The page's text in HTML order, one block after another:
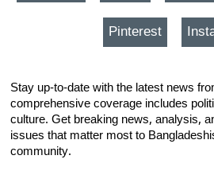
Pinterest
Stay up-to-date with the latest news
comprehensive coverage includes
culture. Get breaking news, analysis,
issues that matter most to
community.